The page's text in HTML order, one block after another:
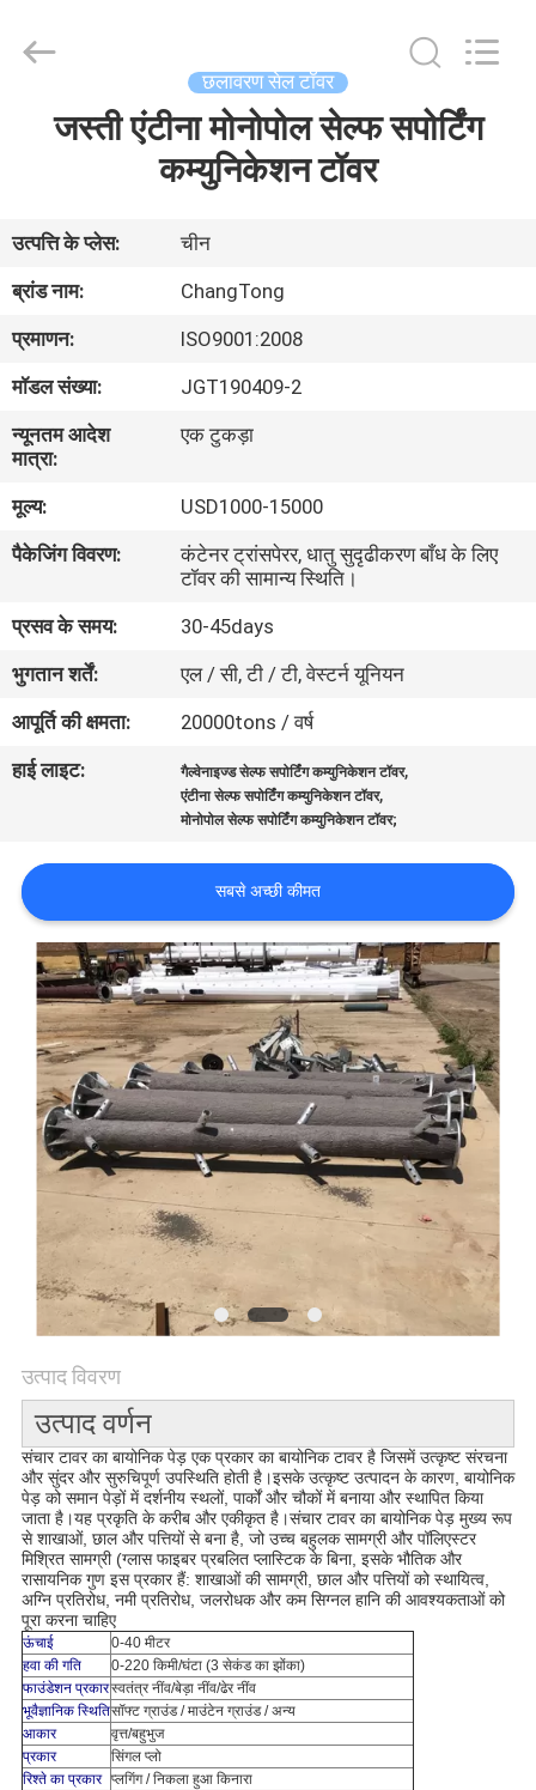
हमारे
बारे
कारखाना
गुणवत्ता
नियंत्रण
संपर्क
करें
एक
उद्धरण
विनती
करे
साइटमैप
PRIVACY
POLICY
Structure
Reserved.
छलावरण सेल टॉवर
जस्ती एंटीना मोनोपोल सेल्फ सपोर्टिंग
कम्युनिकेशन टॉवर
उत्पत्ति के प्लेस:
चीन
ब्रांड नाम:
ChangTong
प्रमाणन:
ISO9001:2008
मॉडल संख्या:
JGT190409-2
न्यूनतम आदेश
मात्रा:
एक टुकड़ा
मूल्य:
USD1000-15000
पैकेजिंग विवरण:
कंटेनर ट्रांसपेरर, धातु सुदृढीकरण बाँध के लिए
टॉवर की सामान्य स्थिति।
प्रसव के समय:
30-45days
भुगतान शर्तें:
एल / सी, टी / टी, वेस्टर्न यूनियन
आपूर्ति की क्षमता:
20000tons / वर्ष
हाई लाइट:
गैल्वेनाइज्ड सेल्फ सपोर्टिंग कम्युनिकेशन टॉवर,
एंटीना सेल्फ सपोर्टिंग कम्युनिकेशन टॉवर,
मोनोपोल सेल्फ सपोर्टिंग कम्युनिकेशन टॉवर;
सबसे अच्छी कीमत
उत्पाद विवरण
उत्पाद वर्णन
संचार टावर का बायोनिक पेड़ एक प्रकार का बायोनिक टावर है जिसमें उत्कृष्ट संरचना
और सुंदर और सुरुचिपूर्ण उपस्थिति होती है।इसके उत्कृष्ट उत्पादन के कारण, बायोनिक
पेड़ को समान पेड़ों में दर्शनीय स्थलों, पार्कों और चौकों में बनाया और स्थापित किया
जाता है।यह प्रकृति के करीब और एकीकृत है।संचार टावर का बायोनिक पेड़ मुख्य रूप
से शाखाओं, छाल और पत्तियों से बना है, जो उच्च बहुलक सामग्री और पॉलिएस्टर
मिश्रित सामग्री (ग्लास फाइबर प्रबलित प्लास्टिक के बिना, इसके भौतिक और
रासायनिक गुण इस प्रकार हैं: शाखाओं की सामग्री, छाल और पत्तियों को स्थायित्व,
अग्नि प्रतिरोध, नमी प्रतिरोध, जलरोधक और कम सिग्नल हानि की आवश्यकताओं को
पूरा करना चाहिए
ऊंचाई
0-40 मीटर
हवा की गति
0-220 किमी/घंटा (3 सेकंड का झोंका)
फाउंडेशन प्रकारस्वतंत्र नींव/बेड़ा नींव/ढेर नींव
भूवैज्ञानिक स्थितिसॉफ्ट ग्राउंड / माउंटेन ग्राउंड / अन्य
आकार
वृत्त/बहुभुज
प्रकार
सिंगल प्लो
रिश्ते का प्रकार प्लगिंग / निकला हुआ किनारा